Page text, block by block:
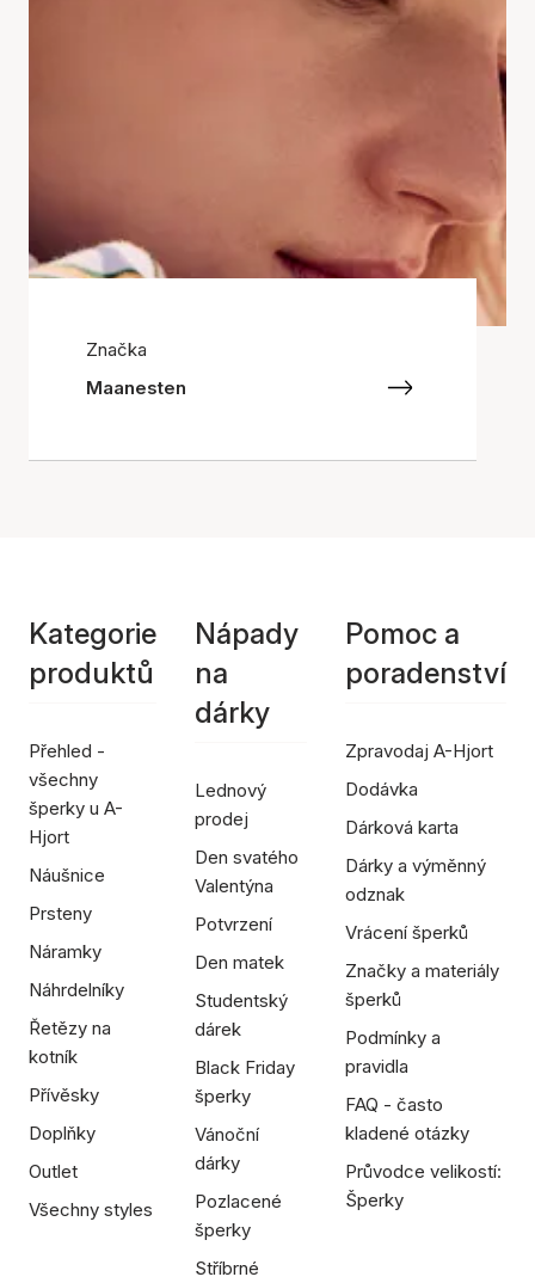
Značka
Maanesten
Kategorie
produktů
Přehled -
všechny
šperky u A-
Hjort
Náušnice
Prsteny
Náramky
Náhrdelníky
Řetězy na
kotník
Přívěsky
Doplňky
Outlet
Všechny styles
Nápady
na
dárky
Lednový
prodej
Den svatého
Valentýna
Potvrzení
Den matek
Studentský
dárek
Black Friday
šperky
Vánoční
dárky
Pozlacené
šperky
Stříbrné
Pomoc a
poradenství
Zpravodaj A-Hjort
Dodávka
Dárková karta
Dárky a výměnný
odznak
Vrácení šperků
Značky a materiály
šperků
Podmínky a
pravidla
FAQ - často
kladené otázky
Průvodce velikostí:
Šperky